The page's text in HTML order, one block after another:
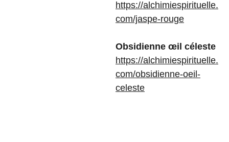
https://alchimiespirituelle.
com/jaspe-rouge
Obsidienne œil céleste
https://alchimiespirituelle.
com/obsidienne-oeil-
celeste